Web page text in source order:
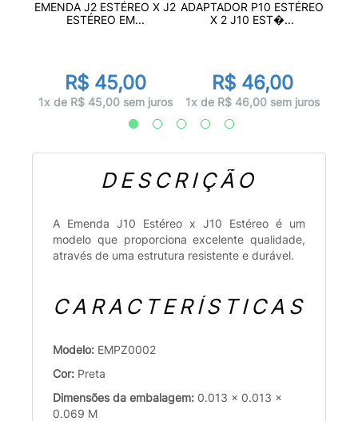
EMENDA J2 ESTÉREO X J2
ESTÉREO EM...
R$ 45,00
1x de R$ 45,00 sem juros
ADAPTADOR P10 ESTÉREO
X 2 J10 EST�...
R$ 46,00
1x de R$ 46,00 sem juros
DESCRIÇÃO
A Emenda J10 Estéreo x J10 Estéreo é um
modelo que proporciona excelente qualidade,
através de uma estrutura resistente e durável.
CARACTERÍSTICAS
Modelo: EMPZ0002
Cor: Preta
Dimensões da embalagem: 0.013 x 0.013 x
0.069 M